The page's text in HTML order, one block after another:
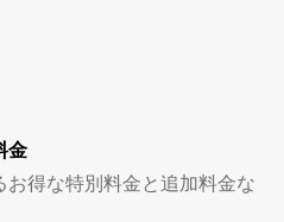
金
得な特別料金と追加料金な